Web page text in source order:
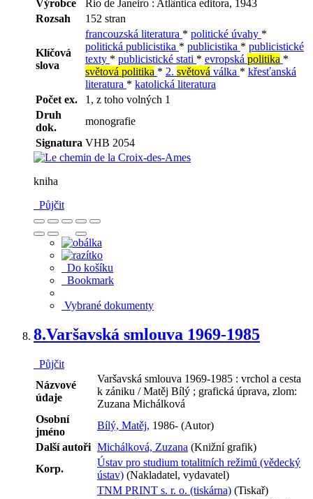
Výrobce
Rio de Janeiro : Atlântica editora, 1943
Rozsah
152 stran
Klíčová
slova
francouzská literatura * politické úvahy *
politická publicistika * publicistika * publicistické
texty * publicistické stati * evropská politika *
světová politika * 2. světová válka * křesťanská
literatura * katolická literatura
Počet ex.
1, z toho volných 1
Druh
dok.
monografie
Signatura VHB 2054
kniha
Půjčit
Do košíku
Bookmark
Vybrané dokumenty
8.Varšavská smlouva 1969-1985
Půjčit
Názvové
údaje
Varšavská smlouva 1969-1985 : vrchol a cesta
k zániku / Matěj Bílý ; grafická úprava, zlom:
Zuzana Michálková
Osobní
jméno
Bílý, Matěj, 1986- (Autor)
Další autoři Michálková, Zuzana (Knižní grafik)
Korp.
Ústav pro studium totalitních režimů (vědecký
ústav) (Nakladatel, vydavatel)
TNM PRINT s. r. o. (tiskárna) (Tiskař)